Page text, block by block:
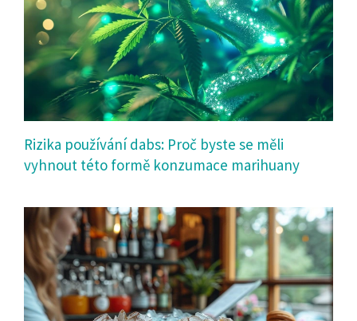
Rizika používání dabs: Proč byste se měli
vyhnout této formě konzumace marihuany